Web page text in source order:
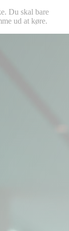
Du skal bare
ud at køre.